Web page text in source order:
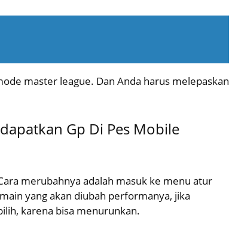
master league. Dan Anda harus melepaskan
Gp Di Pes Mobile
merubahnya adalah masuk ke menu atur
yang akan diubah performanya, jika
karena bisa menurunkan.